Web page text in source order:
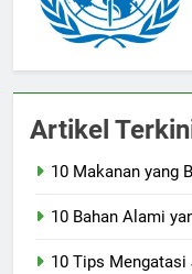
Artikel
10 Makanan yang
10 Bahan Alami
10 Tips